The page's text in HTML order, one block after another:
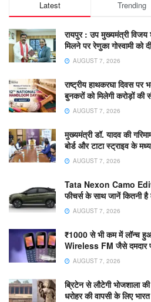
Latest Trending
रायपुर : उप मुख्यमंत्री विजय
मिलने पर रेणुका गोस्वामी को
AUGUST 7, 2026
राष्ट्रीय हाथकरघा दिवस पर
बुनकरों को मिलेगी करोड़ों की
AUGUST 7, 2026
मुख्यमंत्री डॉ. यादव की
बोर्ड और टाटा स्ट्राइव के
AUGUST 7, 2026
Tata Nexon Camo
फीचर्स के साथ जानें कितनी है
AUGUST 7, 2026
₹1000 से भी कम में लॉन्च
Wireless FM जैसे दमदार
AUGUST 7, 2026
ब्रिटेन से लौटेगी भोजशाला की
धरोहर की वापसी के लिए